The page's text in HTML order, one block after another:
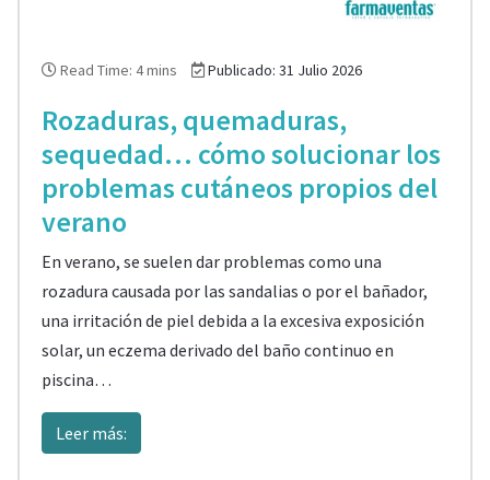
Read Time: 4 mins Publicado: 31 Julio 2026
Rozaduras, quemaduras,
sequedad… cómo solucionar los
problemas cutáneos propios del
verano
En verano, se suelen dar problemas como una
rozadura causada por las sandalias o por el bañador,
una irritación de piel debida a la excesiva exposición
solar, un eczema derivado del baño continuo en
piscina…
Leer más: